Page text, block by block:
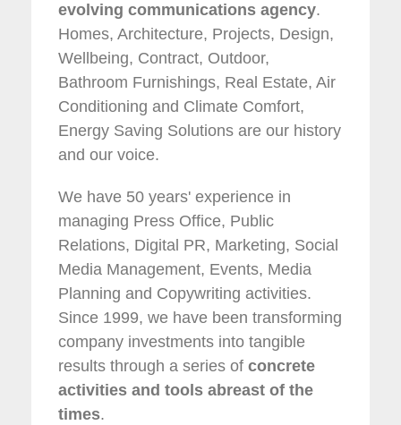
evolving communications agency.
Homes, Architecture, Projects, Design,
Wellbeing, Contract, Outdoor,
Bathroom Furnishings, Real Estate, Air
Conditioning and Climate Comfort,
Energy Saving Solutions are our history
and our voice.
We have 50 years' experience in
managing Press Office, Public
Relations, Digital PR, Marketing, Social
Media Management, Events, Media
Planning and Copywriting activities.
Since 1999, we have been transforming
company investments into tangible
results through a series of concrete
activities and tools abreast of the
times.